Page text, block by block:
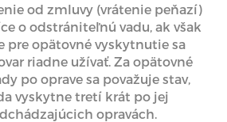
od zmluvy (vrátenie peňazí)
o odstrániteľnú vadu, ak však
pre opätovné vyskytnutie sa
riadne užívať. Za opätovné
po oprave sa považuje stav,
vyskytne tretí krát po jej
opravách.